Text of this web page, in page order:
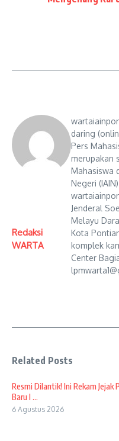
Redaksi
WARTA
daring
Pers
merupakan
Mahasiswa
Negeri
Jenderal
Melayu
Kota
komplek
Center
Related Posts
Resmi Dilantik! Ini Rekam Jejak
Baru I ...
6 Agustus 2026